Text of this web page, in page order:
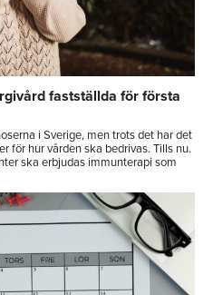
fastställda för första
i Sverige, men trots det har det
för hur vården ska bedrivas. Tills nu.
ska erbjudas immunterapi som